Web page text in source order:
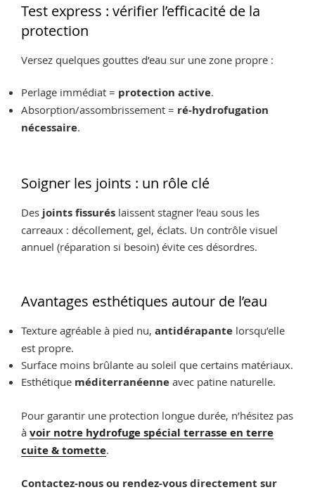
Test express : vérifier l’efficacité de la
protection
Versez quelques gouttes d’eau sur une zone propre :
Perlage immédiat = protection active.
Absorption/assombrissement = ré-hydrofugation
nécessaire.
Soigner les joints : un rôle clé
Des joints fissurés laissent stagner l’eau sous les
carreaux : décollement, gel, éclats. Un contrôle visuel
annuel (réparation si besoin) évite ces désordres.
Avantages esthétiques autour de l’eau
Texture agréable à pied nu, antidérapante lorsqu’elle
est propre.
Surface moins brûlante au soleil que certains matériaux.
Esthétique méditerranéenne avec patine naturelle.
Pour garantir une protection longue durée, n’hésitez pas
à voir notre hydrofuge spécial terrasse en terre
cuite & tomette.
Contactez-nous ou rendez-vous directement sur